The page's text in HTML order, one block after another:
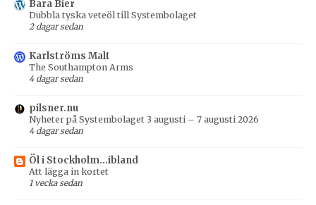
Bara Bier
Dubbla tyska veteöl till Systembolaget
2 dagar sedan
Karlströms Malt
The Southampton Arms
4 dagar sedan
pilsner.nu
Nyheter på Systembolaget 3 augusti – 7 augusti 2026
4 dagar sedan
Öl i Stockholm...ibland
Att lägga in kortet
1 vecka sedan